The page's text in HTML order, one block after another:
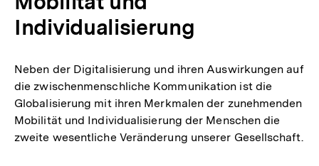
Individualisierung
Neben der Digitalisierung und ihren Auswirkungen auf
die zwischenmenschliche Kommunikation ist die
Globalisierung mit ihren Merkmalen der zunehmenden
Mobilität und Individualisierung der Menschen die
zweite wesentliche Veränderung unserer Gesellschaft.